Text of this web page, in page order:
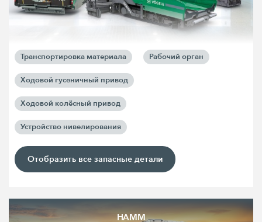
Транспортировка материала Рабочий орган
Ходовой гусеничный привод
Ходовой колёсный привод
Устройство нивелирования
Отобразить все запасные детали
HAMM